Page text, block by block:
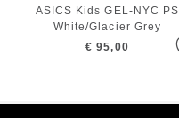
ASICS Kids GEL-NYC PS
White/Glacier Grey
€ 95,00